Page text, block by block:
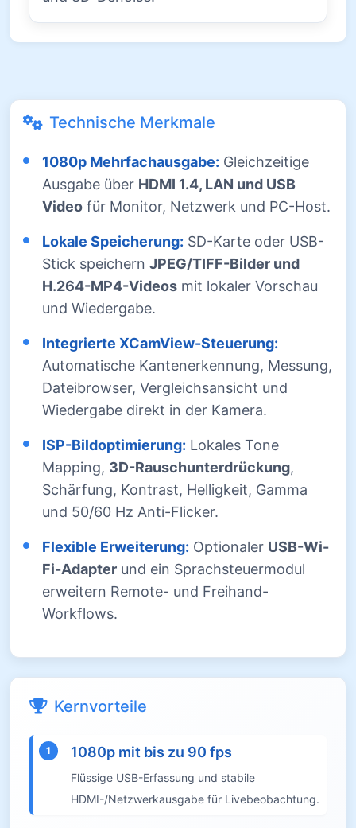
Technische Merkmale
1080p Mehrfachausgabe: Gleichzeitige
Ausgabe über HDMI 1.4, LAN und USB
Video für Monitor, Netzwerk und PC-Host.
Lokale Speicherung: SD-Karte oder USB-
Stick speichern JPEG/TIFF-Bilder und
H.264-MP4-Videos mit lokaler Vorschau
und Wiedergabe.
Integrierte XCamView-Steuerung:
Automatische Kantenerkennung, Messung,
Dateibrowser, Vergleichsansicht und
Wiedergabe direkt in der Kamera.
ISP-Bildoptimierung: Lokales Tone
Mapping, 3D-Rauschunterdrückung,
Schärfung, Kontrast, Helligkeit, Gamma
und 50/60 Hz Anti-Flicker.
Flexible Erweiterung: Optionaler USB-Wi-
Fi-Adapter und ein Sprachsteuermodul
erweitern Remote- und Freihand-
Workflows.
Kernvorteile
1 1080p mit bis zu 90 fps
Flüssige USB-Erfassung und stabile
HDMI-/Netzwerkausgabe für Livebeobachtung.